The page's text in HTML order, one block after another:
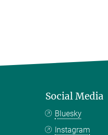
Social Media
Bluesky
Instagram